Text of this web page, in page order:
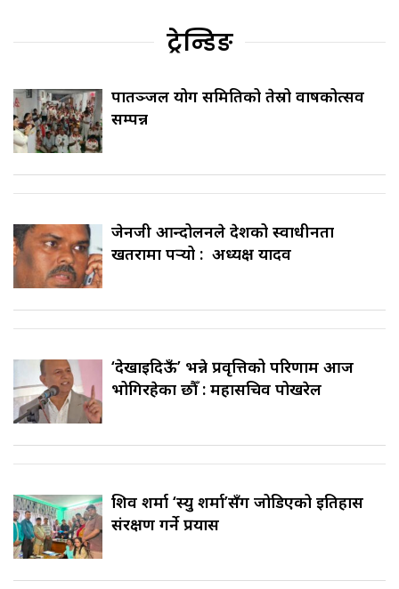
ट्रेन्डिङ
पातञ्जल योग समितिको तेस्रो वार्षिकोत्सव
सम्पन्न
जेनजी आन्दोलनले देशको स्वाधीनता
खतरामा पर्‍यो : अध्यक्ष यादव
‘देखाइदिऊँ’ भन्ने प्रवृत्तिको परिणाम आज
भोगिरहेका छौँ : महासचिव पोखरेल
शिव शर्मा ‘स्यु शर्मा’सँग जोडिएको इतिहास
संरक्षण गर्ने प्रयास